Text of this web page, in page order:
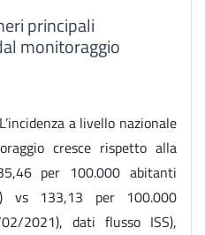
principali
monitoraggio
a livello nazionale
cresce rispetto alla
per 100.000 abitanti
vs 133,13 per 100.000
2021), dati flusso ISS),